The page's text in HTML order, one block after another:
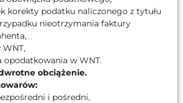
korekty podatku naliczonego z tytułu
nieotrzymania faktury
WNT,
opodatkowania w WNT.
obciążenie.
i pośredni,